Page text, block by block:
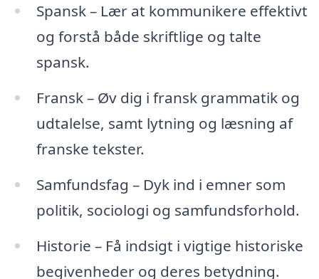
Spansk – Lær at kommunikere effektivt
og forstå både skriftlige og talte
spansk.
Fransk – Øv dig i fransk grammatik og
udtalelse, samt lytning og læsning af
franske tekster.
Samfundsfag – Dyk ind i emner som
politik, sociologi og samfundsforhold.
Historie – Få indsigt i vigtige historiske
begivenheder og deres betydning.